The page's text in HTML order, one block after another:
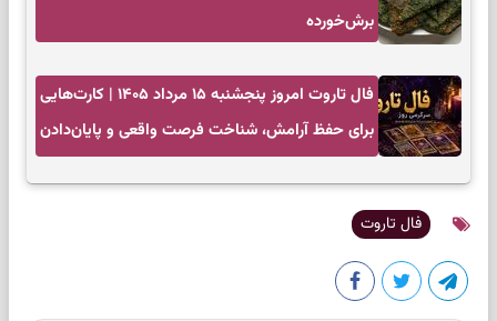
برش‌خورده
فال تاروت امروز پنجشنبه ۱۵ مرداد ۱۴۰۵ | کارت‌هایی
برای حفظ آرامش، شناخت فرصت واقعی و پایان‌دادن
فال تاروت